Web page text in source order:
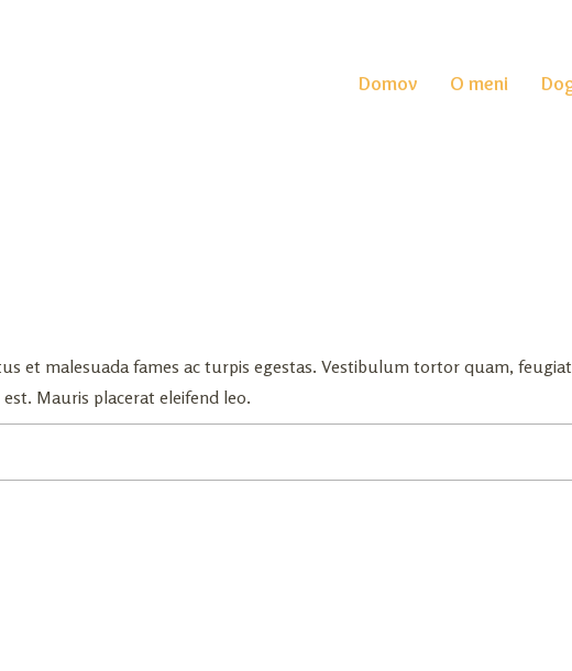
Domov O meni
et malesuada fames ac turpis egestas. Vestibulum tortor quam,
Mauris placerat eleifend leo.